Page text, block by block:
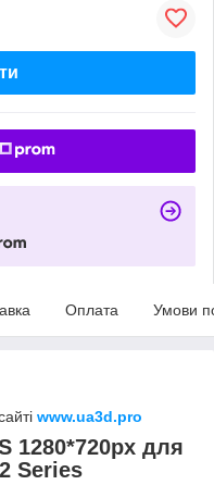
Оплата Умови
www.ua3d.pro
1280*720px для
Series